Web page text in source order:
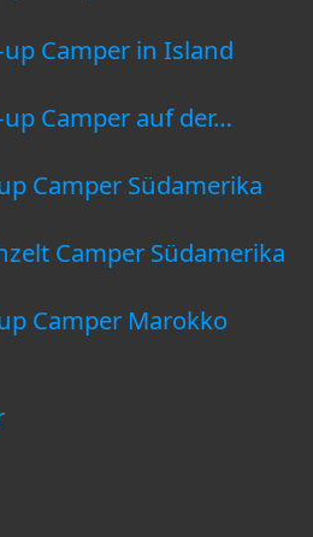
up Camper in Island
up Camper auf der…
Camper Südamerika
Camper Südamerika
Camper Marokko